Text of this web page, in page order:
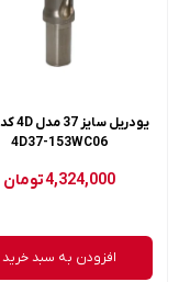
4D37-153WC06
4,324,000تومان
افزودن به سبد خرید